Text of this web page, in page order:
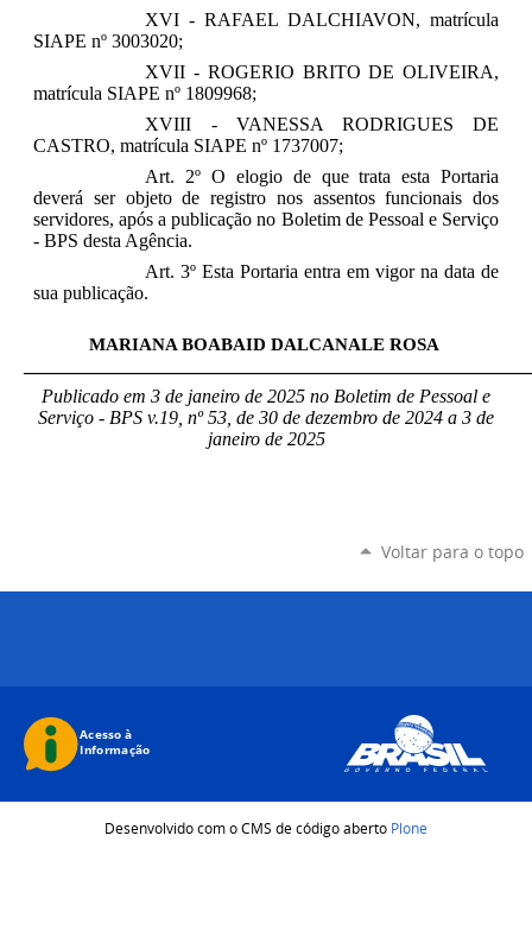
XVI - RAFAEL DALCHIAVON, matrícula
SIAPE nº 3003020;
XVII - ROGERIO BRITO DE OLIVEIRA,
matrícula SIAPE nº 1809968;
XVIII - VANESSA RODRIGUES DE
CASTRO, matrícula SIAPE nº 1737007;
Art. 2º O elogio de que trata esta Portaria
deverá ser objeto de registro nos assentos funcionais dos
servidores, após a publicação no Boletim de Pessoal e Serviço
- BPS desta Agência.
Art. 3º Esta Portaria entra em vigor na data de
sua publicação.
MARIANA BOABAID DALCANALE ROSA
Publicado em 3 de janeiro de 2025 no Boletim de Pessoal e
Serviço - BPS v.19, nº 53, de 30 de dezembro de 2024 a 3 de
janeiro de 2025
Voltar para o topo
Desenvolvido com o CMS de código aberto Plone